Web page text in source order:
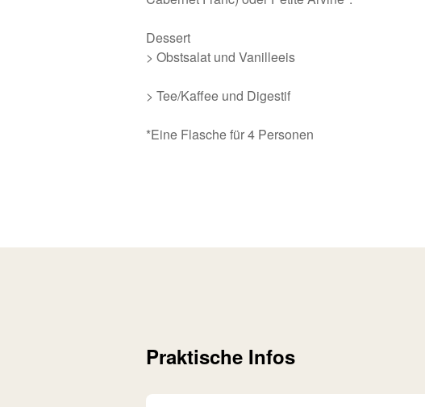
Dessert
> Obstsalat und Vanilleeis
> Tee/Kaffee und Digestif
*Eine Flasche für 4 Personen
Praktische Infos